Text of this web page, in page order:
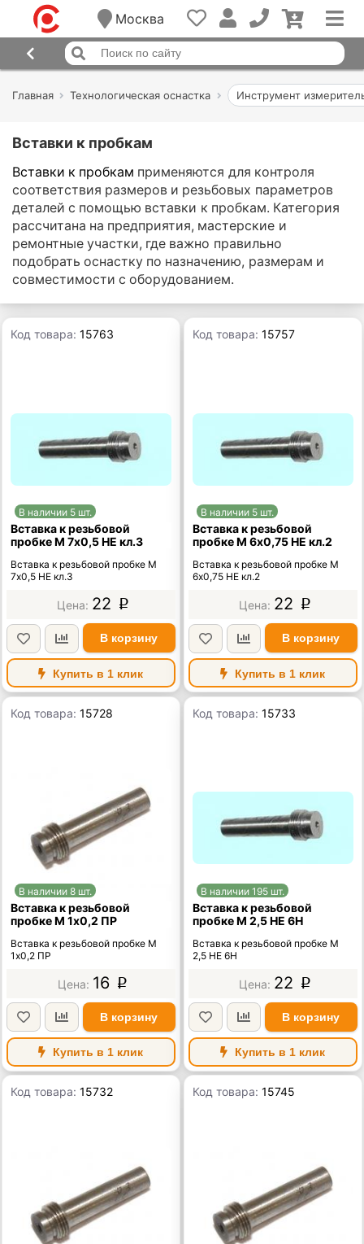
Москва
Главная Технологическая оснастка Инструмент
Вставки к пробкам
Вставки к пробкам применяются для контроля
соответствия размеров и резьбовых параметров
деталей с помощью вставки к пробкам. Категория
рассчитана на предприятия, мастерские и
ремонтные участки, где важно правильно
подобрать оснастку по назначению, размерам и
совместимости с оборудованием.
Код товара:15763
В наличии 5 шт.
Вставка к резьбовой
пробке М 7х0,5 НЕ кл.3
Вставка к резьбовой пробке М
7х0,5 НЕ кл.3
22 p
В корзину
Купить в 1 клик
Код товара:15757
В наличии 5 шт.
Вставка к резьбовой
пробке М 6х0,75 НЕ кл.2
Вставка к резьбовой пробке М
6х0,75 НЕ кл.2
22 p
В корзину
Купить в 1 клик
Код товара:15728
В наличии 8 шт.
Вставка к резьбовой
пробке М 1х0,2 ПР
Вставка к резьбовой пробке М
1х0,2 ПР
16 p
В корзину
Купить в 1 клик
Код товара:15733
В наличии 195 шт.
Вставка к резьбовой
пробке М 2,5 НЕ 6Н
Вставка к резьбовой пробке М
2,5 НЕ 6Н
22 p
В корзину
Купить в 1 клик
Код товара:15732 Код товара:15745